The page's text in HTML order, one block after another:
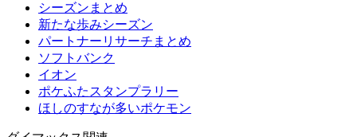
シーズンまとめ
新たな歩みシーズン
パートナーリサーチまとめ
ソフトバンク
イオン
ポケふたスタンプラリー
ほしのすなが多いポケモン